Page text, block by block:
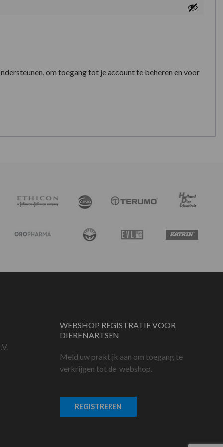
om toegang tot je account te beheren en voor
WEBSHOP REGISTRATIE VOOR
DIERENARTSEN
Meld uw praktijk aan om toegang te
verkrijgen tot de webshop.
REGISTREREN